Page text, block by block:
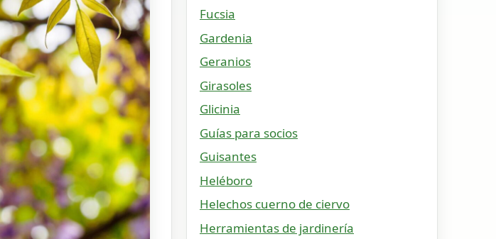
Fucsia
Gardenia
Geranios
Girasoles
Glicinia
Guías para socios
Guisantes
Heléboro
Helechos cuerno de ciervo
Herramientas de jardinería